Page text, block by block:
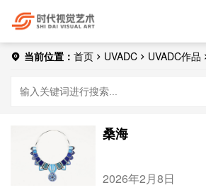
当前位置： 首页 UVADC UVADC作品
桑海
2026年2月8日